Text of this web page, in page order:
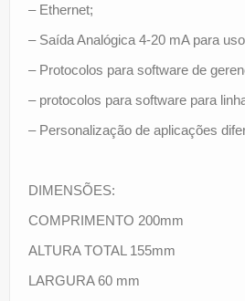
– Ethernet;
– Saída Analógica 4-20 mA para
– Protocolos para software de
– protocolos para software para
– Personalização de aplicações
DIMENSÕES:
COMPRIMENTO 200mm
ALTURA TOTAL 155mm
LARGURA 60 mm